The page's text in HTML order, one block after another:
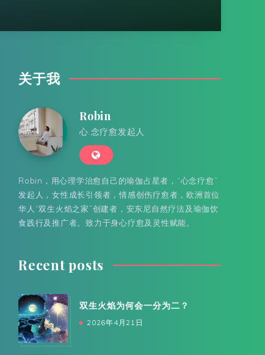
关于我
Robin
心.念疗愈发起人
Robin，用心理学治愈自己的瑜伽占星者，“心念疗愈”
发起人，女性成长引领者，情感创伤疗愈者，欧洲首位
华人“双生火焰之家”创建者，安东尼自然疗法及瑜伽饮
食践行及推广者。致力于身心疗愈及灵性赋能。
Recent posts
双生火焰为何会一分为二？
2026年4月21日